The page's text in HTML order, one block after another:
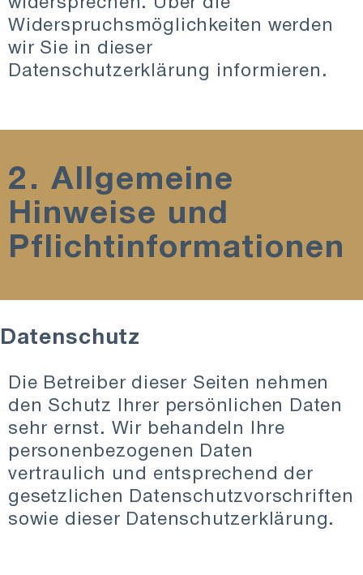
Widerspruchsmöglichkeiten werden
wir Sie in dieser
Datenschutzerklärung informieren.
2. Allgemeine
Hinweise und
Pflichtinformationen
Datenschutz
Die Betreiber dieser Seiten nehmen
den Schutz Ihrer persönlichen Daten
sehr ernst. Wir behandeln Ihre
personenbezogenen Daten
vertraulich und entsprechend der
gesetzlichen Datenschutzvorschriften
sowie dieser Datenschutzerklärung.